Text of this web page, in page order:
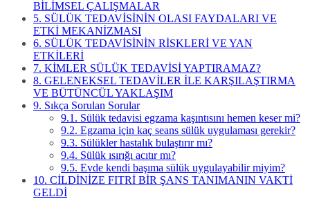
BİLİMSEL ÇALIŞMALAR
5. SÜLÜK TEDAVİSİNİN OLASI FAYDALARI VE
ETKİ MEKANİZMASI
6. SÜLÜK TEDAVİSİNİN RİSKLERİ VE YAN
ETKİLERİ
7. KİMLER SÜLÜK TEDAVİSİ YAPTIRAMAZ?
8. GELENEKSEL TEDAVİLER İLE KARŞILAŞTIRMA
VE BÜTÜNCÜL YAKLAŞIM
9. Sıkça Sorulan Sorular
9.1. Sülük tedavisi egzama kaşıntısını hemen keser mi?
9.2. Egzama için kaç seans sülük uygulaması gerekir?
9.3. Sülükler hastalık bulaştırır mı?
9.4. Sülük ısırığı acıtır mı?
9.5. Evde kendi başıma sülük uygulayabilir miyim?
10. CİLDİNİZE FITRİ BİR ŞANS TANIMANIN VAKTİ
GELDİ